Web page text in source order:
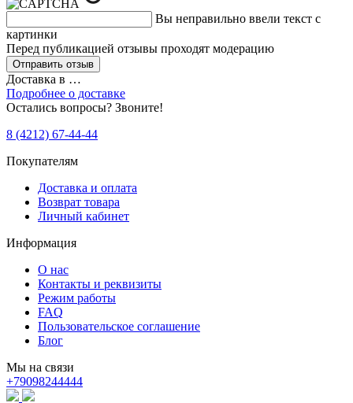
Вы неправильно ввели текст с
картинки
Перед публикацией отзывы проходят модерацию
Доставка в …
Подробнее о доставке
Остались вопросы? Звоните!
8 (4212) 67-44-44
Покупателям
Доставка и оплата
Возврат товара
Личный кабинет
Информация
О нас
Контакты и реквизиты
Режим работы
FAQ
Пользовательское соглашение
Блог
Мы на связи
+79098244444